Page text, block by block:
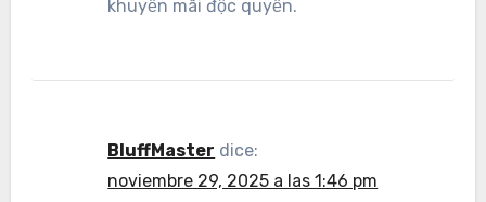
khuyến mãi độc quyền.
BluffMaster dice:
noviembre 29, 2025 a las 1:46 pm